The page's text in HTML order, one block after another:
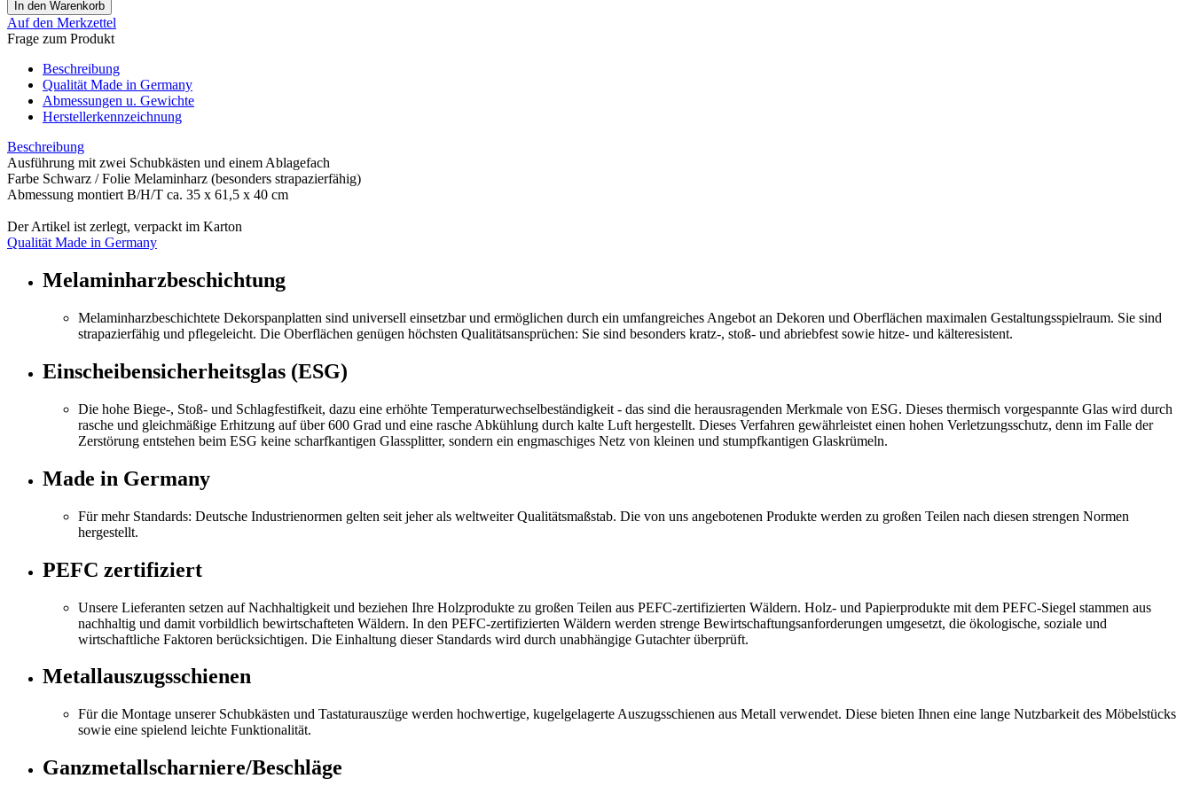
Auf den Merkzettel
Frage zum Produkt
Beschreibung
Qualität Made in Germany
Abmessungen u. Gewichte
Herstellerkennzeichnung
Beschreibung
Ausführung mit zwei Schubkästen und einem Ablagefach
Farbe Schwarz / Folie Melaminharz (besonders strapazierfähig)
Abmessung montiert B/H/T ca. 35 x 61,5 x 40 cm
Der Artikel ist zerlegt, verpackt im Karton
Qualität Made in Germany
Melaminharzbeschichtung
Melaminharzbeschichtete Dekorspanplatten sind universell einsetzbar und ermöglichen durch ein umfangreiches Angebot an Dekoren und Oberflächen maximalen Gestaltungsspielraum. Sie sind
strapazierfähig und pflegeleicht. Die Oberflächen genügen höchsten Qualitätsansprüchen: Sie sind besonders kratz-, stoß- und abriebfest sowie hitze- und kälteresistent.
Einscheibensicherheitsglas (ESG)
Die hohe Biege-, Stoß- und Schlagfestifkeit, dazu eine erhöhte Temperaturwechselbeständigkeit - das sind die herausragenden Merkmale von ESG. Dieses thermisch vorgespannte Glas wird durch
rasche und gleichmäßige Erhitzung auf über 600 Grad und eine rasche Abkühlung durch kalte Luft hergestellt. Dieses Verfahren gewährleistet einen hohen Verletzungsschutz, denn im Falle der
Zerstörung entstehen beim ESG keine scharfkantigen Glassplitter, sondern ein engmaschiges Netz von kleinen und stumpfkantigen Glaskrümeln.
Made in Germany
Für mehr Standards: Deutsche Industrienormen gelten seit jeher als weltweiter Qualitätsmaßstab. Die von uns angebotenen Produkte werden zu großen Teilen nach diesen strengen Normen
hergestellt.
PEFC zertifiziert
Unsere Lieferanten setzen auf Nachhaltigkeit und beziehen Ihre Holzprodukte zu großen Teilen aus PEFC-zertifizierten Wäldern. Holz- und Papierprodukte mit dem PEFC-Siegel stammen aus
nachhaltig und damit vorbildlich bewirtschafteten Wäldern. In den PEFC-zertifizierten Wäldern werden strenge Bewirtschaftungsanforderungen umgesetzt, die ökologische, soziale und
wirtschaftliche Faktoren berücksichtigen. Die Einhaltung dieser Standards wird durch unabhängige Gutachter überprüft.
Metallauszugsschienen
Für die Montage unserer Schubkästen und Tastaturauszüge werden hochwertige, kugelgelagerte Auszugsschienen aus Metall verwendet. Diese bieten Ihnen eine lange Nutzbarkeit des Möbelstücks
sowie eine spielend leichte Funktionalität.
Ganzmetallscharniere/Beschläge